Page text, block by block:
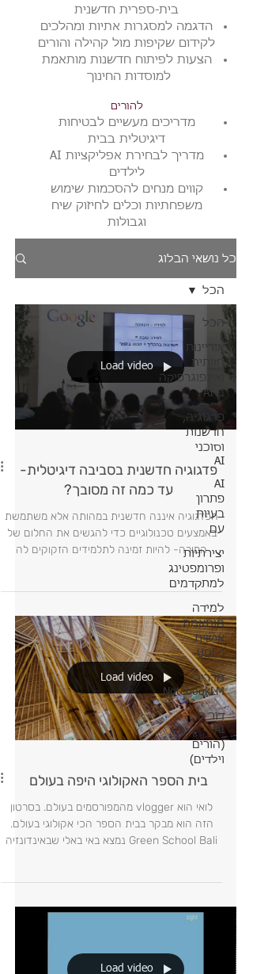
בית-ספרית חדשנית
הדגמה למסגרות אתיות ומהלכים
לקידום שקיפות מול קהילה והורים
הצעות לפיתוח חדשנות מותאמת
למוסדות החינוך
להורים
מדריכים מעשיים לבטיחות
דיגיטלית בבית
מדריך לבחירת אפליקציות AI
לילדים
​קווים מנחים להסכמות שימוש
משפחתיות וכלים לחיזוק שיח
וגבולות
כל נושאי הבלוג
הכל
אוריינות
חזותית
ואינפוגרפיקה
ב-AI
פדגוגיה,
חדשנות
וסוכני
AI
AI
פתרון
בעיות
עם
יצירתיות
ופרומפטינג
למתקדמים
למידה
מותאמת
אישית
ו-UDL
מדריכי
NotebookLM
דור ה-
AI
(הורים
וילדים)
הכל
Load video
פדגוגיה חדשנית בסביבה דיגיטלית-
עד כמה זה מסובך?
הפדגוגיה איננה חדשנית במהותה אלא משתמשת
באמצעים טכנולוגיים כדי להגשים את החלום של
המורה- להיות זמינה לתלמידים הזקוקים לה
Load video
בית הספר האקולוגי היפה בעולם
לואי הוא vlogger מהמפורסמים בעולם. בסרטון
הזה הוא מבקר בבית הספר הכי אקולוגי בעולם.
Green School Bali נמצא באי באלי שבאינדונזיה
Load video